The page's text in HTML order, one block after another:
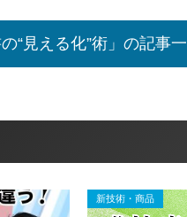
の“見える化”術」の記事
新技術・商品